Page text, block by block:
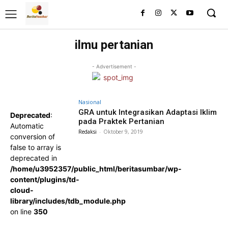
ilmu pertanian
- Advertisement -
Deprecated:
Automatic
conversion of
false to array is
deprecated in
/home/u3952357/public_html/beritasumbar/wp-
content/plugins/td-
cloud-
library/includes/tdb_module.php
on line 350
Nasional
GRA untuk Integrasikan Adaptasi Iklim
pada Praktek Pertanian
Redaksi - Oktober 9, 2019